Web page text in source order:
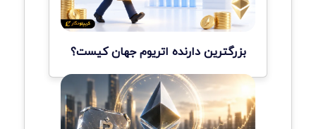
بزرگترین دارنده اتریوم جهان کیست؟